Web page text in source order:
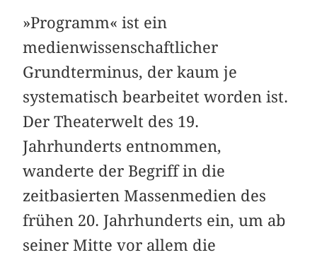
»Programm« ist ein
medienwissenschaftlicher
Grundterminus, der kaum je
systematisch bearbeitet worden ist.
Der Theaterwelt des 19.
Jahrhunderts entnommen,
wanderte der Begriff in die
zeitbasierten Massenmedien des
frühen 20. Jahrhunderts ein, um ab
seiner Mitte vor allem die